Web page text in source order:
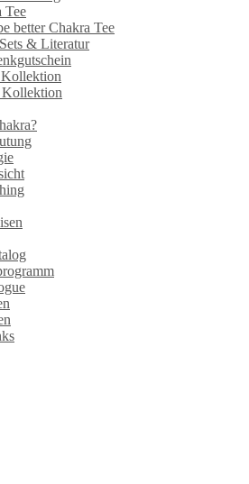
Tee
better Chakra Tee
& Literatur
Kollektion